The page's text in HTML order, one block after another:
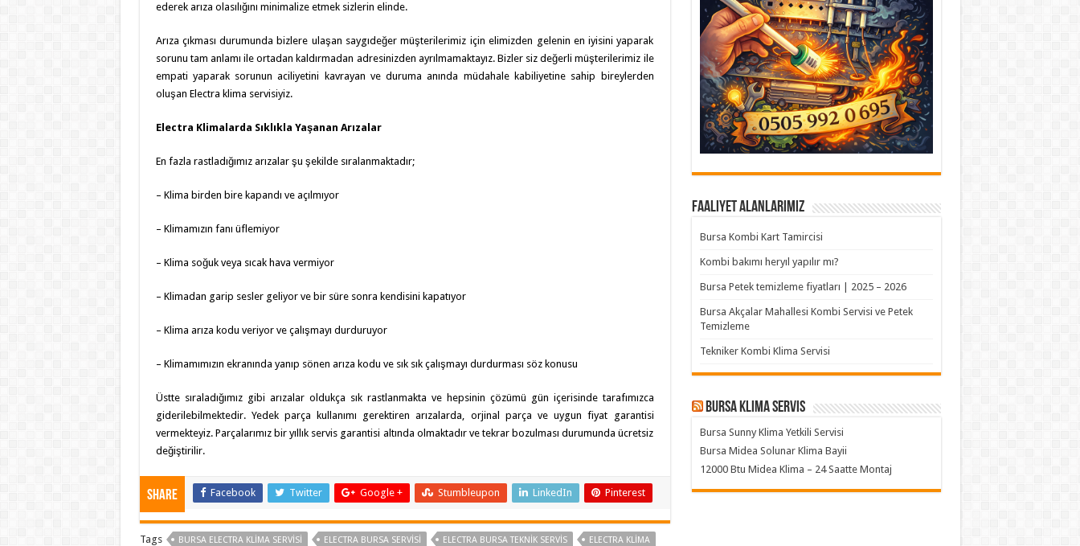
ederek arıza olasılığını minimalize etmek sizlerin elinde.
Arıza çıkması durumunda bizlere ulaşan saygıdeğer müşterilerimiz için elimizden gelenin en iyisini yaparak
sorunu tam anlamı ile ortadan kaldırmadan adresinizden ayrılmamaktayız. Bizler siz değerli müşterilerimiz ile
empati yaparak sorunun aciliyetini kavrayan ve duruma anında müdahale kabiliyetine sahip bireylerden
oluşan Electra klima servisiyiz.
Electra Klimalarda Sıklıkla Yaşanan Arızalar
En fazla rastladığımız arızalar şu şekilde sıralanmaktadır;
– Klima birden bire kapandı ve açılmıyor
– Klimamızın fanı üflemiyor
– Klima soğuk veya sıcak hava vermiyor
– Klimadan garip sesler geliyor ve bir süre sonra kendisini kapatıyor
– Klima arıza kodu veriyor ve çalışmayı durduruyor
– Klimamımızın ekranında yanıp sönen arıza kodu ve sık sık çalışmayı durdurması söz konusu
Üstte sıraladığımız gibi arızalar oldukça sık rastlanmakta ve hepsinin çözümü gün içerisinde tarafımızca
giderilebilmektedir. Yedek parça kullanımı gerektiren arızalarda, orjinal parça ve uygun fiyat garantisi
vermekteyiz. Parçalarımız bir yıllık servis garantisi altında olmaktadır ve tekrar bozulması durumunda ücretsiz
değiştirilir.
Share Facebook Twitter Google + Stumbleupon LinkedIn Pinterest
Tags BURSA ELECTRA KLIMA SERVISI ELECTRA BURSA SERVISI ELECTRA BURSA TEKNIK SERVIS
ELECTRA KLIMA
Faaliyet Alanlarımız
Bursa Kombi Kart Tamircisi
Kombi bakımı heryıl yapılır mı?
Bursa Petek temizleme fiyatları | 2025 – 2026
Bursa Akçalar Mahallesi Kombi Servisi ve Petek
Temizleme
Tekniker Kombi Klima Servisi
Bursa klima servis
Bursa Sunny Klima Yetkili Servisi
Bursa Midea Solunar Klima Bayii
12000 Btu Midea Klima – 24 Saatte Montaj